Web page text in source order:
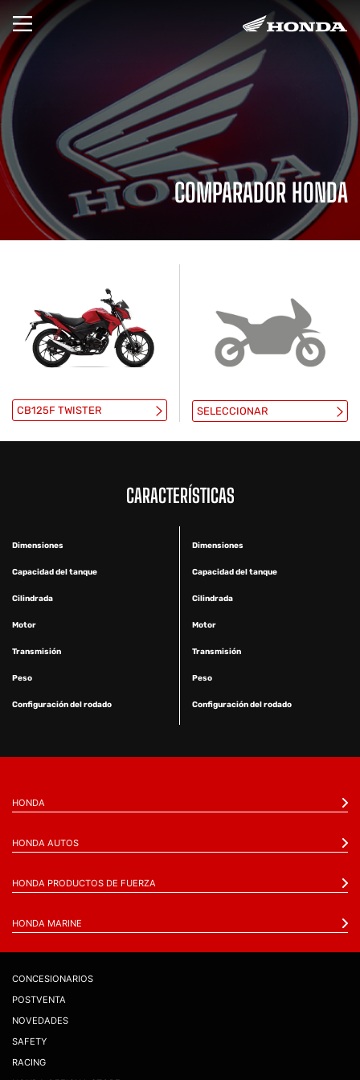
COMPARADOR HONDA
CB125F TWISTER SELECCIONAR
CARACTERÍSTICAS
Dimensiones
Capacidad del tanque
Cilindrada
Motor
Transmisión
Peso
Configuración del rodado
Dimensiones
Capacidad del tanque
Cilindrada
Motor
Transmisión
Peso
Configuración del rodado
HONDA
HONDA AUTOS
HONDA PRODUCTOS DE FUERZA
HONDA MARINE
CONCESIONARIOS
POSTVENTA
NOVEDADES
SAFETY
RACING